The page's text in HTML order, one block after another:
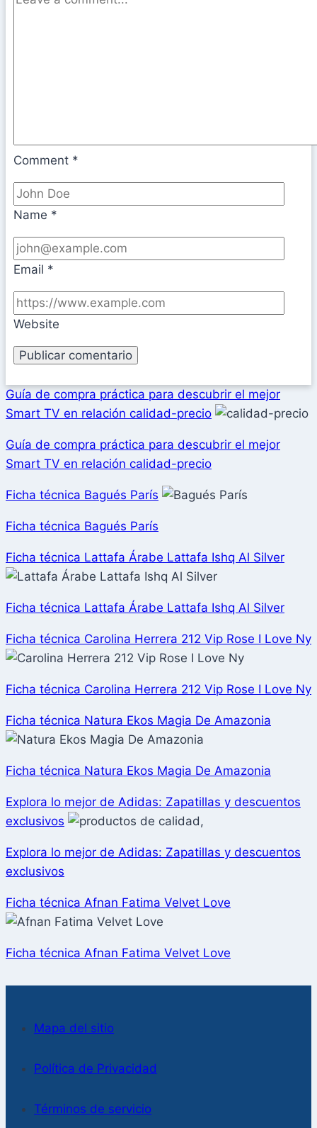
Comment *
Name *
Email *
Website
Guía de compra práctica para descubrir el mejor
Smart TV en relación calidad-precio
Guía de compra práctica para descubrir el mejor
Smart TV en relación calidad-precio
Ficha técnica Bagués París
Ficha técnica Bagués París
Ficha técnica Lattafa Árabe Lattafa Ishq Al Silver
Ficha técnica Lattafa Árabe Lattafa Ishq Al Silver
Ficha técnica Carolina Herrera 212 Vip Rose I Love Ny
Ficha técnica Carolina Herrera 212 Vip Rose I Love Ny
Ficha técnica Natura Ekos Magia De Amazonia
Ficha técnica Natura Ekos Magia De Amazonia
Explora lo mejor de Adidas: Zapatillas y descuentos
exclusivos
Explora lo mejor de Adidas: Zapatillas y descuentos
exclusivos
Ficha técnica Afnan Fatima Velvet Love
Ficha técnica Afnan Fatima Velvet Love
Mapa del sitio
Política de Privacidad
Términos de servicio